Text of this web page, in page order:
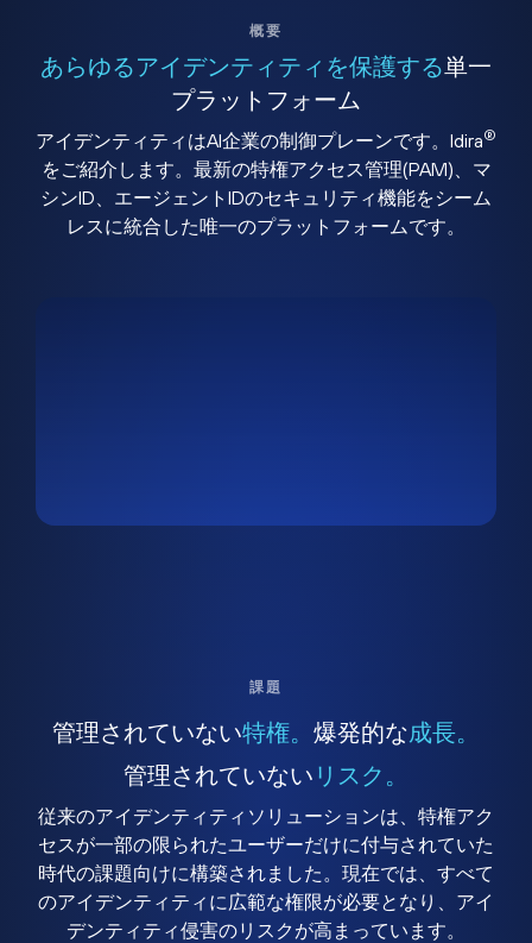
概要
あらゆるアイデンティティを保護する単一
プラットフォーム
アイデンティティはAI企業の制御プレーンです。Idira®
をご紹介します。最新の特権アクセス管理(PAM)、マ
シンID、エージェントIDのセキュリティ機能をシーム
レスに統合した唯一のプラットフォームです。
課題
管理されていない特権。 爆発的な成長。
管理されていない リスク。
従来のアイデンティティソリューションは、特権アク
セスが一部の限られたユーザーだけに付与されていた
時代の課題向けに構築されました。現在では、すべて
のアイデンティティに広範な権限が必要となり、アイ
デンティティ侵害のリスクが高まっています。